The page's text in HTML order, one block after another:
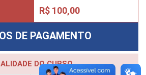
R$ 100,00
DE PAGAMENTO
DO CURSO